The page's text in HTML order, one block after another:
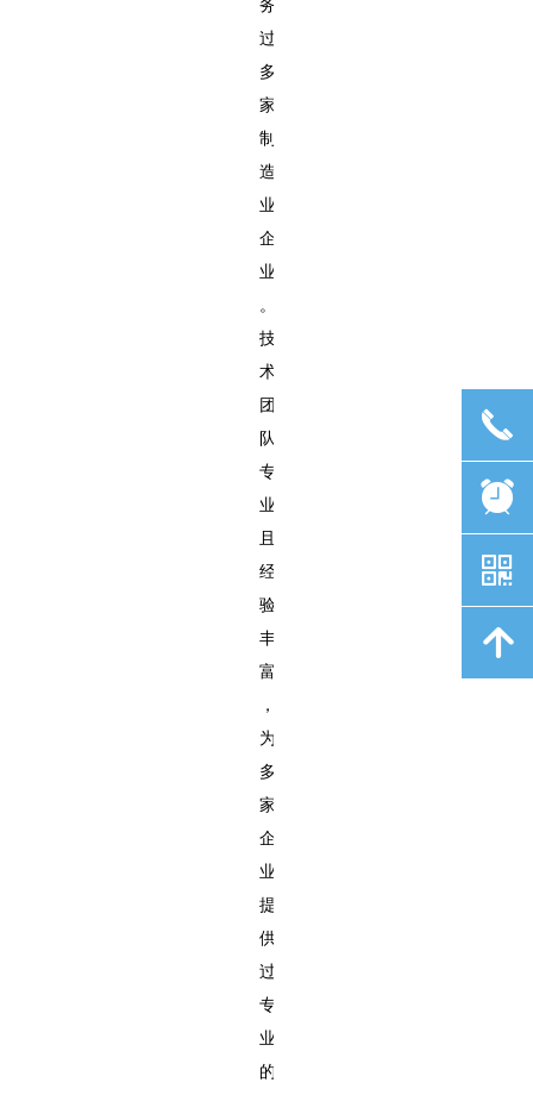
务
过
多
家
制
造
业
企
业
。
技
术
团
队
专
业
且
经
验
丰
富
，
为
多
家
企
业
提
供
过
专
业
的
끅
뀥
낃
녕